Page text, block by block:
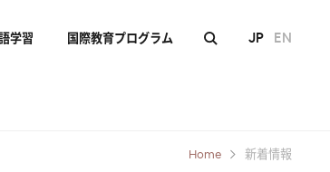
学習 国際教育プログラム JP EN
Home 新着情報